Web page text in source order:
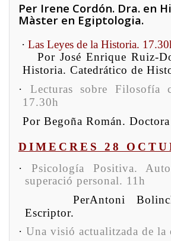
Per Irene Cordón. Dra. en
Màster en Egiptologia.
· Las Leyes de la Historia.
Por José Enrique Ruiz-
Historia. Catedrático de
·
Lecturas sobre Filosofía
17.30h
PorBegoña Román.
DIMECRES 28
·
Psicología Positiva.
superació personal. 11h
PerAntoni
Escriptor.
· Una visió actualitzada de la